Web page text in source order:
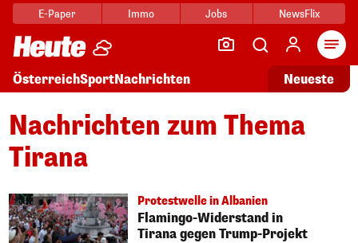
E-Paper Immo Jobs NewsFlix
ÖsterreichSportNachrichten Neueste
Nachrichten zum Thema
Tirana
Protestwelle in Albanien
Flamingo-Widerstand in
Tirana gegen Trump-Projekt